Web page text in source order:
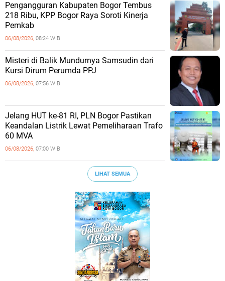
Pengangguran Kabupaten Bogor Tembus
218 Ribu, KPP Bogor Raya Soroti Kinerja
Pemkab
06/08/2026, 08:24 WIB
Misteri di Balik Mundurnya Samsudin dari
Kursi Dirum Perumda PPJ
06/08/2026, 07:56 WIB
Jelang HUT ke-81 RI, PLN Bogor Pastikan
Keandalan Listrik Lewat Pemeliharaan Trafo
60 MVA
06/08/2026, 07:00 WIB
LIHAT SEMUA